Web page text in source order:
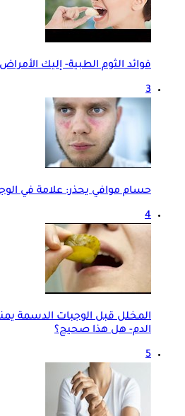
فوائد الثوم الطبية- إليك
3
حسام موافي يحذر: علامة في
4
المخلل قبل الوجبات الدسمة
الدم- هل هذا صحيح؟
5